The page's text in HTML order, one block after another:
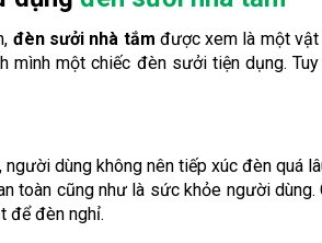
đèn sưởi nhà tắm được xem là một vật
mình một chiếc đèn sưởi tiện dụng.
, người dùng không nên tiếp xúc đèn quá
toàn cũng như là sức khỏe người
để đèn nghỉ.